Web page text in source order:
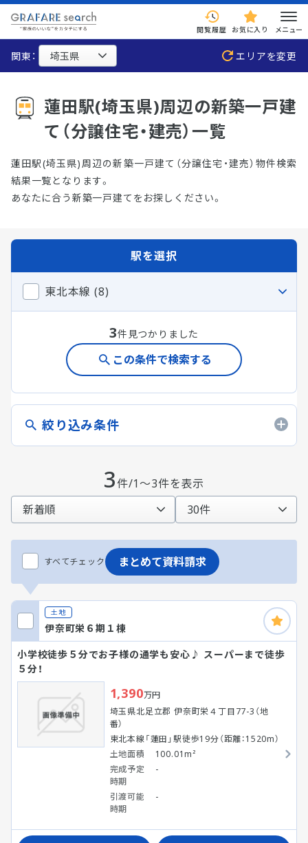
閲覧履歴 お気に入り メニュー
関東： エリアを変更
蓮田駅(埼玉県)周辺の新築一戸建
て（分譲住宅・建売）一覧
蓮田駅(埼玉県)周辺の新築一戸建て（分譲住宅・建売）物件検索
結果一覧となります。
あなたに合う新築一戸建てをお探しください。
3件/1～3件を表示
すべてチェック まとめて資料請求
土地
伊奈町栄６期１棟
小学校徒歩５分でお子様の通学も安心♪ スーパーまで徒歩
５分！
1,390万円
埼玉県北足立郡 伊奈町栄４丁目77-3（地
番）
東北本線「蓮田」駅徒歩19分（距離：1520m）
土地面積
100.01m²
完成予定
時期
-
引渡可能
時期
-
駅を選択
東北本線 (8)
3件見つかりました
この条件で検索する
絞り込み条件